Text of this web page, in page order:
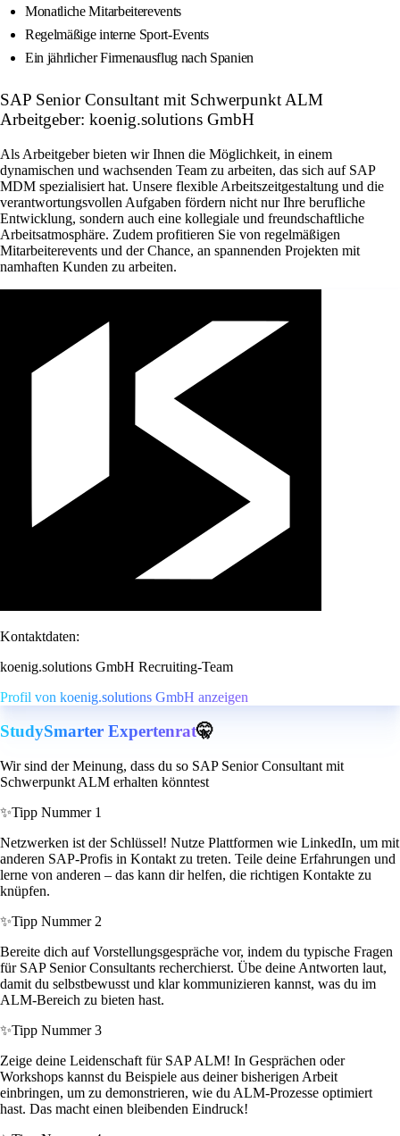
Monatliche Mitarbeiterevents
Regelmäßige interne Sport-Events
Ein jährlicher Firmenausflug nach Spanien
SAP Senior Consultant mit Schwerpunkt ALM
Arbeitgeber: koenig.solutions GmbH
Als Arbeitgeber bieten wir Ihnen die Möglichkeit, in einem
dynamischen und wachsenden Team zu arbeiten, das sich auf SAP
MDM spezialisiert hat. Unsere flexible Arbeitszeitgestaltung und die
verantwortungsvollen Aufgaben fördern nicht nur Ihre berufliche
Entwicklung, sondern auch eine kollegiale und freundschaftliche
Arbeitsatmosphäre. Zudem profitieren Sie von regelmäßigen
Mitarbeiterevents und der Chance, an spannenden Projekten mit
namhaften Kunden zu arbeiten.
Kontaktdaten:
koenig.solutions GmbH Recruiting-Team
Profil von koenig.solutions GmbH anzeigen
StudySmarter Expertenrat🤫
Wir sind der Meinung, dass du so SAP Senior Consultant mit
Schwerpunkt ALM erhalten könntest
✨Tipp Nummer 1
Netzwerken ist der Schlüssel! Nutze Plattformen wie LinkedIn, um mit
anderen SAP-Profis in Kontakt zu treten. Teile deine Erfahrungen und
lerne von anderen – das kann dir helfen, die richtigen Kontakte zu
knüpfen.
✨Tipp Nummer 2
Bereite dich auf Vorstellungsgespräche vor, indem du typische Fragen
für SAP Senior Consultants recherchierst. Übe deine Antworten laut,
damit du selbstbewusst und klar kommunizieren kannst, was du im
ALM-Bereich zu bieten hast.
✨Tipp Nummer 3
Zeige deine Leidenschaft für SAP ALM! In Gesprächen oder
Workshops kannst du Beispiele aus deiner bisherigen Arbeit
einbringen, um zu demonstrieren, wie du ALM-Prozesse optimiert
hast. Das macht einen bleibenden Eindruck!